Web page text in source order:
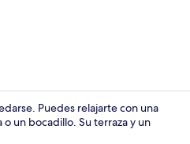
Puedes relajarte con una
un bocadillo. Su terraza y un